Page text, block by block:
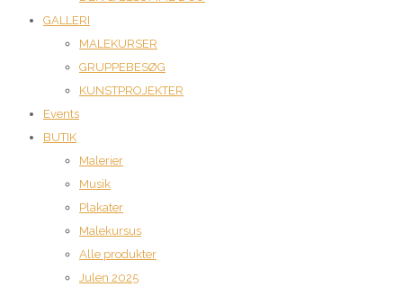
GALLERI
MALEKURSER
GRUPPEBESØG
KUNSTPROJEKTER
Events
BUTIK
Malerier
Musik
Plakater
Malekursus
Alle produkter
Julen 2025